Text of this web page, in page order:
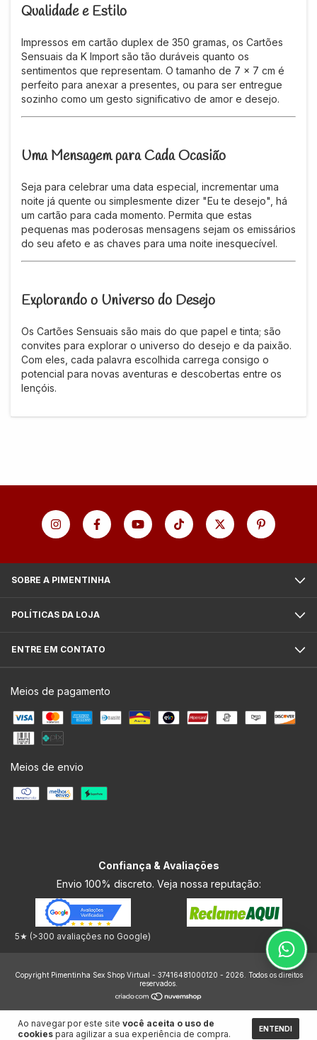
Ao navegar por este site você aceita o uso de
cookies para agilizar a sua experiência de compra. ENTENDI
Qualidade e Estilo
Impressos em cartão duplex de 350 gramas, os Cartões
Sensuais da K Import são tão duráveis quanto os
sentimentos que representam. O tamanho de 7 x 7 cm é
perfeito para anexar a presentes, ou para ser entregue
sozinho como um gesto significativo de amor e desejo.
Uma Mensagem para Cada Ocasião
Seja para celebrar uma data especial, incrementar uma
noite já quente ou simplesmente dizer "Eu te desejo", há
um cartão para cada momento. Permita que estas
pequenas mas poderosas mensagens sejam os emissários
do seu afeto e as chaves para uma noite inesquecível.
Explorando o Universo do Desejo
Os Cartões Sensuais são mais do que papel e tinta; são
convites para explorar o universo do desejo e da paixão.
Com eles, cada palavra escolhida carrega consigo o
potencial para novas aventuras e descobertas entre os
lençóis.
SOBRE A PIMENTINHA
POLÍTICAS DA LOJA
ENTRE EM CONTATO
Meios de pagamento
Meios de envio
Confiança & Avaliações
Envio 100% discreto. Veja nossa reputação:
5★ (>300 avaliações no Google)
Copyright Pimentinha Sex Shop Virtual - 37416481000120 - 2026. Todos os direitos
reservados.